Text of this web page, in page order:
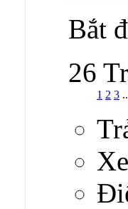
Bắt
26
1 2 3